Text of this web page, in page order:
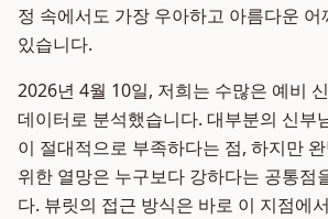
정 속에서도 가장 우아하고 아름다운
있습니다.
2026년 4월 10일, 저희는 수많은 예비
데이터로 분석했습니다. 대부분의 신부
이 절대적으로 부족하다는 점, 하지만
위한 열망은 누구보다 강하다는 공통점
다. 뷰릿의 접근 방식은 바로 이 지점에